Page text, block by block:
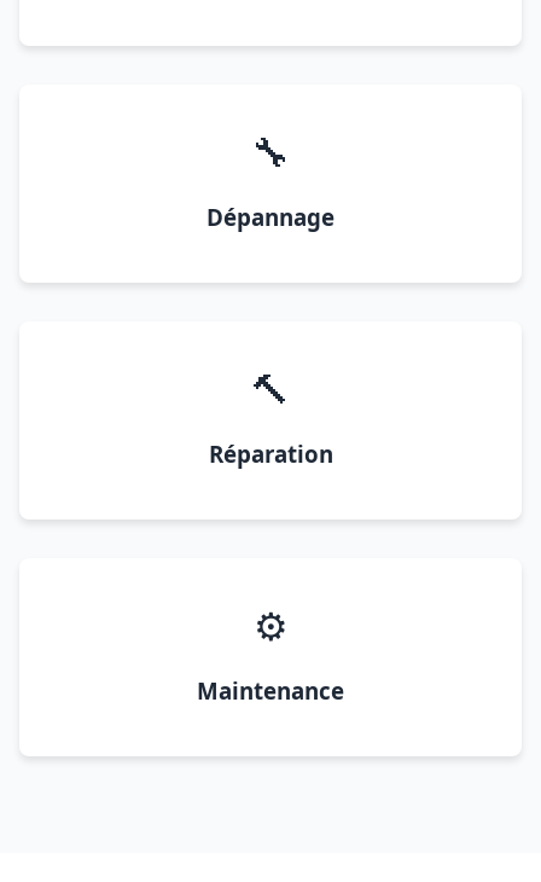
🔧
Dépannage
🔨
Réparation
⚙️
Maintenance